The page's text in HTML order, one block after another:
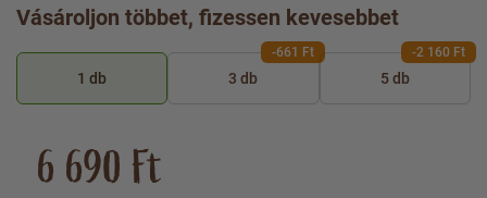
Vásároljon többet, fizessen kevesebbet
1 db 3 db
-661 Ft
5 db
-2 160 Ft
6 690 Ft